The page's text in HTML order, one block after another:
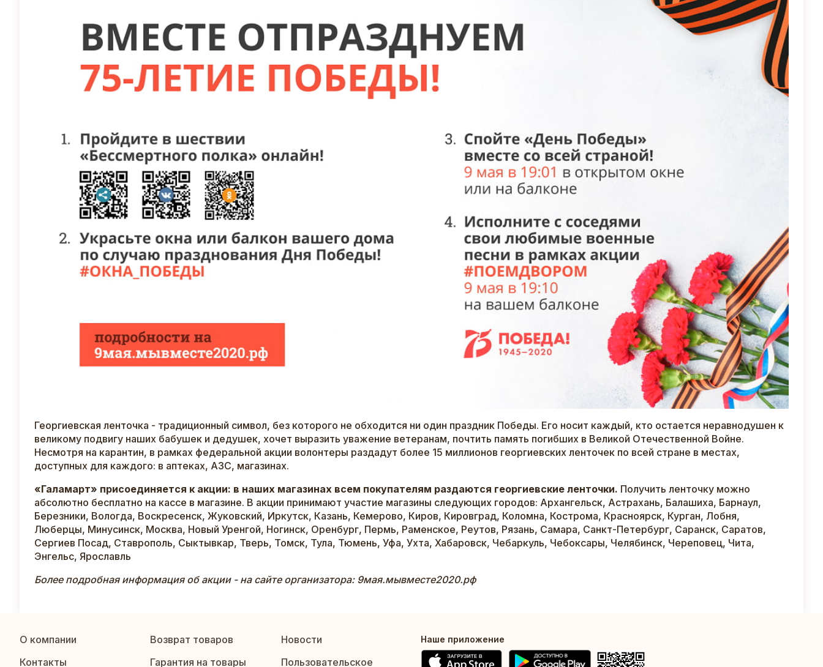
Георгиевская ленточка - традиционный символ, без которого не обходится ни один праздник Победы. Его носит каждый, кто остается неравнодушен к
великому подвигу наших бабушек и дедушек, хочет выразить уважение ветеранам, почтить память погибших в Великой Отечественной Войне.
Несмотря на карантин, в рамках федеральной акции волонтеры раздадут более 15 миллионов георгиевских ленточек по всей стране в местах,
доступных для каждого: в аптеках, АЗС, магазинах.
«Галамарт» присоединяется к акции: в наших магазинах всем покупателям раздаются георгиевские ленточки. Получить ленточку можно
абсолютно бесплатно на кассе в магазине. В акции принимают участие магазины следующих городов: Архангельск, Астрахань, Балашиха, Барнаул,
Березники, Вологда, Воскресенск, Жуковский, Иркутск, Казань, Кемерово, Киров, Кировград, Коломна, Кострома, Красноярск, Курган, Лобня,
Люберцы, Минусинск, Москва, Новый Уренгой, Ногинск, Оренбург, Пермь, Раменское, Реутов, Рязань, Самара, Санкт-Петербург, Саранск, Саратов,
Сергиев Посад, Ставрополь, Сыктывкар, Тверь, Томск, Тула, Тюмень, Уфа, Ухта, Хабаровск, Чебаркуль, Чебоксары, Челябинск, Череповец, Чита,
Энгельс, Ярославль
Более подробная информация об акции - на сайте организатора: 9мая.мывместе2020.рф
О компании Возврат товаров
Новости
Контакты
Гарантия на товары Пользовательское
Наше приложение